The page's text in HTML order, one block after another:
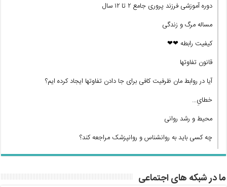
دوره آموزشی فرزند پروری جامع ۲ تا ۱۲ سال
مساله مرگ و زندگی
کیفیت رابطه ❤❤
قانون تفاوتها
آیا در روابط مان ظرفیت کافی برای جا دادن تفاوتها ایجاد کرده ایم؟
خطایِ…
محیط و رشد روانی
چه کسی باید به روانشناس و روانپزشک مراجعه کند؟
ما در شبکه های اجتماعی